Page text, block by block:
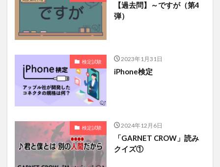
【過去問】～ですが（第4
弾）
検定試験 2023年1月31日
iPhone検定
検定試験 2024年12月6日
「GARNET CROW」読み
クイズ①